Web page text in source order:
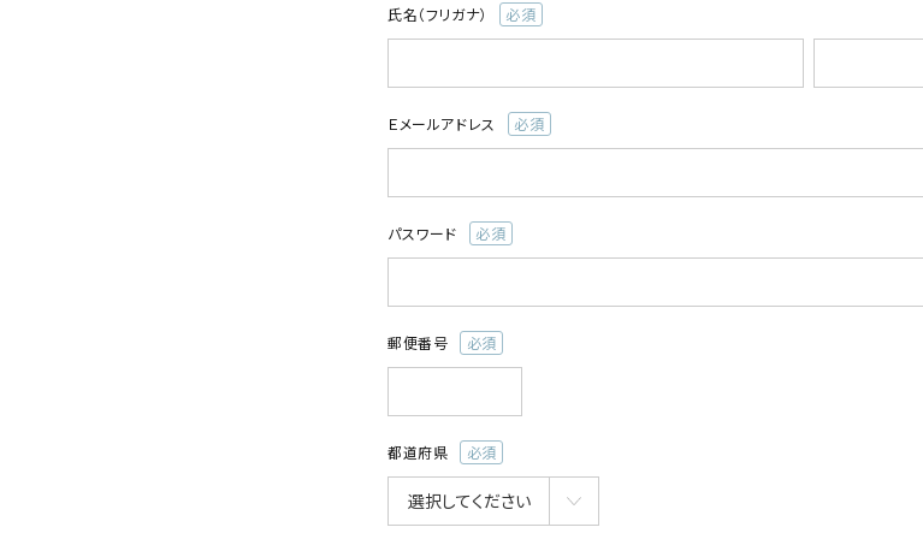
氏名（フリガナ）
(必
Ｅメールアドレス
(必
パスワード
(必
郵便番号
(必
都道府県
(必
須)